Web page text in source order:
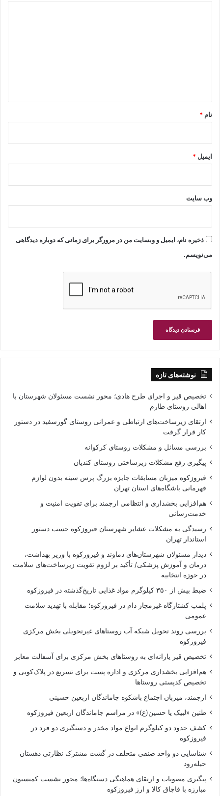
نام *
ایمیل *
وب‌ سایت
ذخیره نام، ایمیل و وبسایت من در مرورگر برای زمانی که دوباره دیدگاهی
می‌نویسم.
نوشته‌های تازه
تخصیص قیر و اجرای طرح هادی؛ محور نشست مسئولان شهرستان با
اهالی روستای طارم
ارتقای زیرساخت‌های ارتباطی و عمرانی روستای گورسفید در دستور
کار قرار گرفت
بررسی مسائل و مشکلات روستای کرکوانه
پیگیری رفع مشکلات زیرساختی روستای کندیان
فیروزکوه میزبان مسابقات جایزه بزرگ پرس سینه بدون لوازم
قهرمانی باشگاه‌های استان تهران
هم‌افزایی بخشداری و انتظامی ارجمند برای تقویت امنیت و
خدمت‌رسانی
رسیدگی به مشکلات عشایر شهرستان فیروزکوه حسب دستور
استاندار تهران
دیدار مسئولان شهرستان‌های دماوند و فیروزکوه با وزیر بهداشت،
درمان و آموزش پزشکی/ تأکید بر لزوم تقویت زیرساخت‌های سلامت
در حوزه انتخابیه
ضبط بیش از ۳۵۰ کیلوگرم مواد غذایی تاریخ‌گذشته در فیروزکوه
پلمب کشتارگاه غیرمجاز دام در فیروزکوه؛ مقابله با تهدید سلامت
عمومی
بررسی روند تحویل شبکه آب روستاهای غیرتحویلی بخش مرکزی
فیروزکوه
تخصیص قیر یارانه‌ای به روستاهای بخش مرکزی برای آسفالت معابر
هم‌افزایی بخشداری مرکزی و اداره پست برای تسریع در پلاک‌کوبی و
تخصیص کدپستی روستاها
ارجمند، میزبان اجتماع باشکوه جاماندگان اربعین حسینی
طنین «لبیک یا حسین(ع)» در مراسم جاماندگان اربعین فیروزکوه
کشف حدود دو کیلوگرم انواع مواد مخدر و دستگیری دو فرد در
فیروزکوه
شناسایی دو واحد صنفی متخلف در گشت مشترک نظارتی دهستان
حبله‌رود
پیگیری مصوبات و ارتقای هماهنگی دستگاه‌ها؛ محور نشست کمیسیون
مبارزه با قاچاق کالا و ارز فیروزکوه